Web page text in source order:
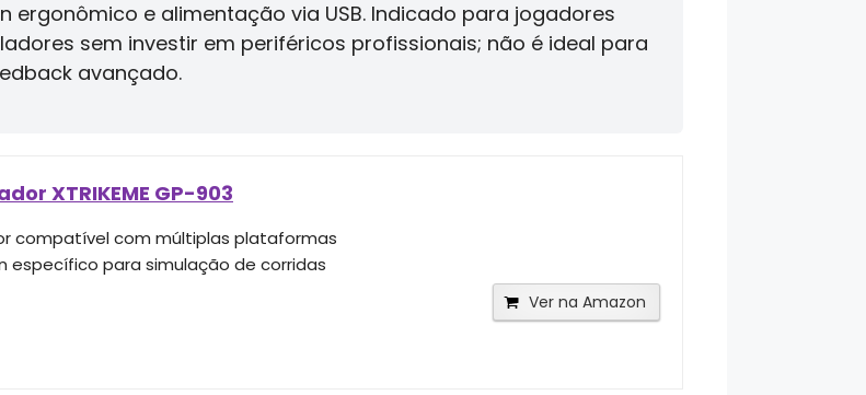
ergonômico e alimentação via USB. Indicado para jogadores
sem investir em periféricos profissionais; não é ideal para
avançado.
XTRIKEME GP-903
compatível com múltiplas plataformas
específico para simulação de corridas
Ver na Amazon